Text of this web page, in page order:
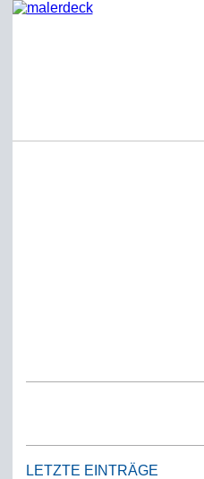
LETZTE EINTRÄGE